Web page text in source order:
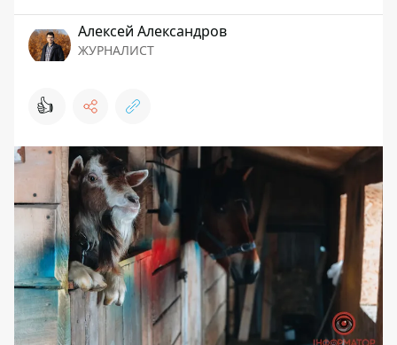
Алексей Александров
ЖУРНАЛИСТ
👍